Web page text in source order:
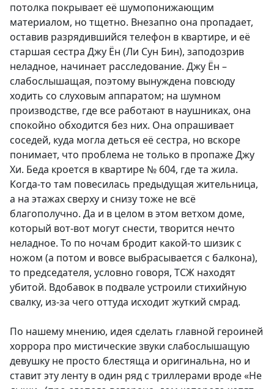
потолка покрывает её шумопонижающим
материалом, но тщетно. Внезапно она пропадает,
оставив разрядившийся телефон в квартире, и её
старшая сестра Джу Ён (Ли Сун Бин), заподозрив
неладное, начинает расследование. Джу Ён –
слабослышащая, поэтому вынуждена повсюду
ходить со слуховым аппаратом; на шумном
производстве, где все работают в наушниках, она
спокойно обходится без них. Она опрашивает
соседей, куда могла деться её сестра, но вскоре
понимает, что проблема не только в пропаже Джу
Хи. Беда кроется в квартире № 604, где та жила.
Когда-то там повесилась предыдущая жительница,
а на этажах сверху и снизу тоже не всё
благополучно. Да и в целом в этом ветхом доме,
который вот-вот могут снести, творится нечто
неладное. То по ночам бродит какой-то шизик с
ножом (а потом и вовсе выбрасывается с балкона),
то председателя, условно говоря, ТСЖ находят
убитой. Вдобавок в подвале устроили стихийную
свалку, из-за чего оттуда исходит жуткий смрад.
По нашему мнению, идея сделать главной героиней
хоррора про мистические звуки слабослышащую
девушку не просто блестяща и оригинальна, но и
ставит эту ленту в один ряд с триллерами вроде «Не